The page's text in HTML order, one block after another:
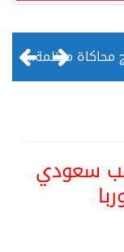
منظمة المرأة العربية تطلق «نموذج محاكاة منظمة المرأة العربية للشباب» بمشاركة 10 دول عربية..غدًا
سعودي